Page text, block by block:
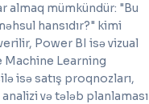
almaq mümkündür: "Bu
hansıdır?" kimi
Power BI isə vizual
Machine Learning
isə satış proqnozları,
və tələb planlaması